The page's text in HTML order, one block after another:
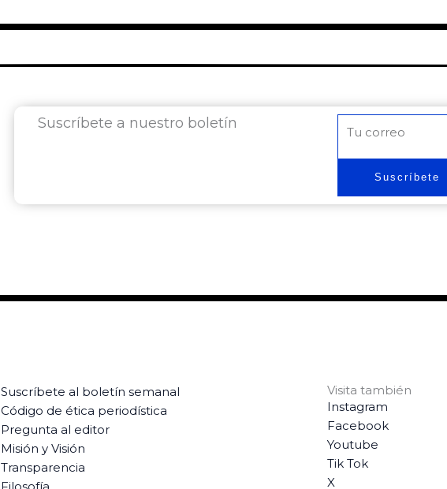
Suscríbete a nuestro boletín
Suscríbete
Suscríbete al boletín semanal
Código de ética periodística
Pregunta al editor
Misión y Visión
Transparencia
Filosofía
Visita también
Instagram
Facebook
Youtube
Tik Tok
X